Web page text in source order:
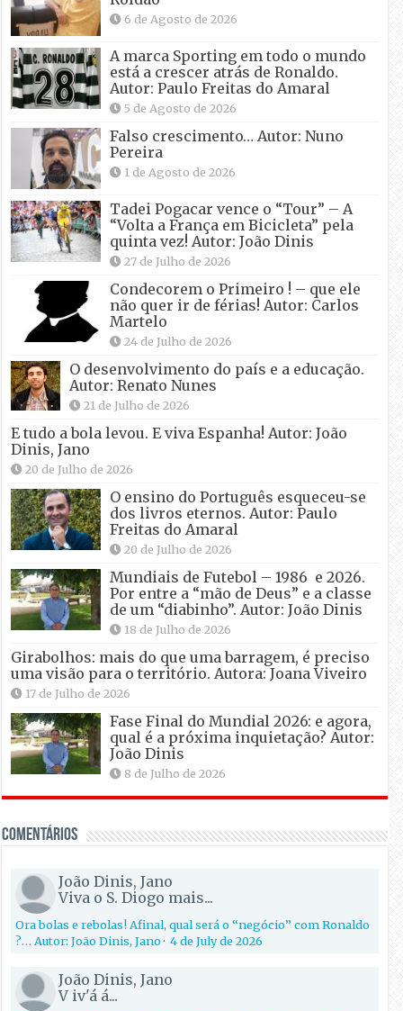
6 de Agosto de 2026
A marca Sporting em todo o mundo
está a crescer atrás de Ronaldo.
Autor: Paulo Freitas do Amaral
5 de Agosto de 2026
Falso crescimento… Autor: Nuno
Pereira
1 de Agosto de 2026
Tadei Pogacar vence o “Tour” – A
“Volta a França em Bicicleta” pela
quinta vez! Autor: João Dinis
27 de Julho de 2026
Condecorem o Primeiro ! – que ele
não quer ir de férias! Autor: Carlos
Martelo
24 de Julho de 2026
O desenvolvimento do país e a educação.
Autor: Renato Nunes
21 de Julho de 2026
E tudo a bola levou. E viva Espanha! Autor: João
Dinis, Jano
20 de Julho de 2026
O ensino do Português esqueceu-se
dos livros eternos. Autor: Paulo
Freitas do Amaral
20 de Julho de 2026
Mundiais de Futebol – 1986 e 2026.
Por entre a “mão de Deus” e a classe
de um “diabinho”. Autor: João Dinis
18 de Julho de 2026
Girabolhos: mais do que uma barragem, é preciso
uma visão para o território. Autora: Joana Viveiro
17 de Julho de 2026
Fase Final do Mundial 2026: e agora,
qual é a próxima inquietação? Autor:
João Dinis
8 de Julho de 2026
Comentários
João Dinis, Jano
Viva o S. Diogo mais...
Ora bolas e rebolas! Afinal, qual será o “negócio” com Ronaldo
?… Autor: João Dinis, Jano·4 de July de 2026
João Dinis, Jano
V iv'á á...